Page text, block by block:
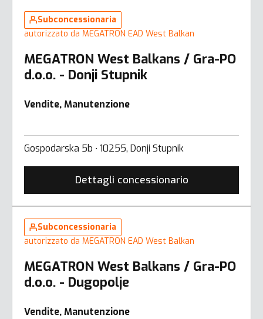
Subconcessionaria
autorizzato da MEGATRON EAD West Balkan
MEGATRON West Balkans / Gra-PO
d.o.o. - Donji Stupnik
Vendite, Manutenzione
Gospodarska 5b ∙ 10255, Donji Stupnik
Dettagli concessionario
Subconcessionaria
autorizzato da MEGATRON EAD West Balkan
MEGATRON West Balkans / Gra-PO
d.o.o. - Dugopolje
Vendite, Manutenzione